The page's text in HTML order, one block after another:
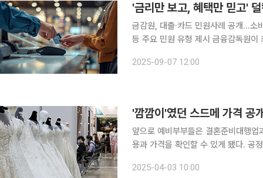
'금리만 보고, 혜택만 믿고'
금감원, 대출·카드 민원사례 공개…소
등 주요 민원 유형 제시 금융감독원이 최근 접수된 민원사례를 토대로 대출상품 선택과 신용카드 이
나 카드사의 부가서비스를 충분히 확
2025-09-07 12:00
'깜깜이'였던 스드메 가격 공
앞으로 예비부부들은 결혼준비대행업
용과 가격을 확인할 수 있게 됐다. 공정거래위원회는 3일 "결혼준비대행업(웨딩플래너) 분야에서의
선 스드메 서비스 내용과 가격 정보가
2025-04-03 10:00